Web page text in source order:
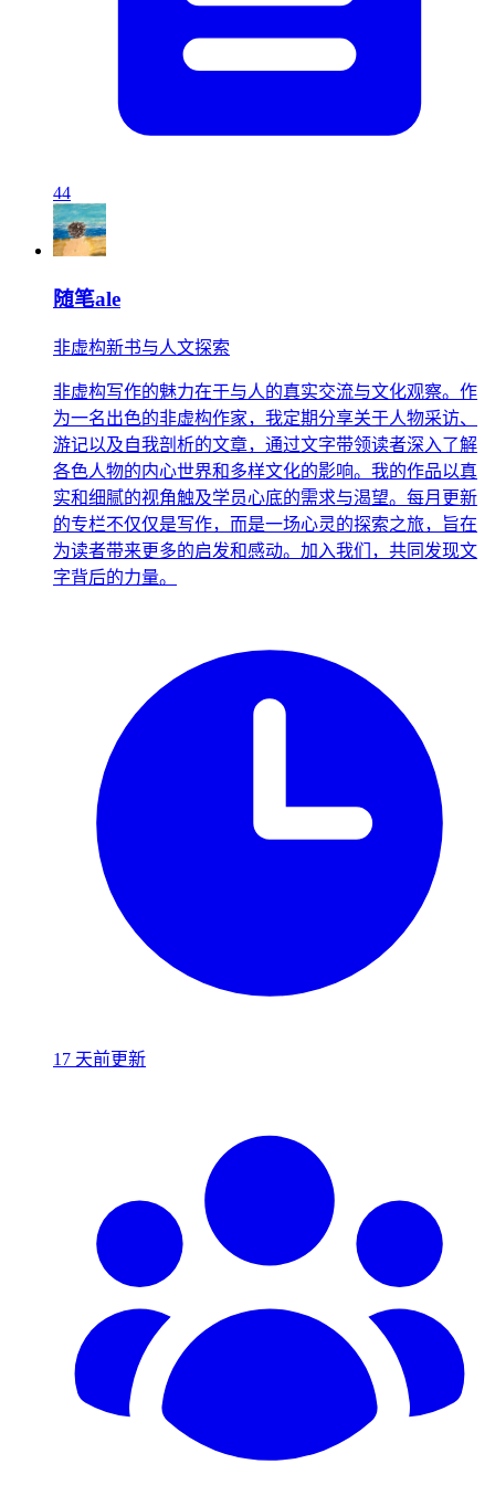
44
随笔ale
非虚构新书与人文探索
非虚构写作的魅力在于与人的真实交流与文化观察。作
为一名出色的非虚构作家，我定期分享关于人物采访、
游记以及自我剖析的文章，通过文字带领读者深入了解
各色人物的内心世界和多样文化的影响。我的作品以真
实和细腻的视角触及学员心底的需求与渴望。每月更新
的专栏不仅仅是写作，而是一场心灵的探索之旅，旨在
为读者带来更多的启发和感动。加入我们，共同发现文
字背后的力量。
17 天前更新